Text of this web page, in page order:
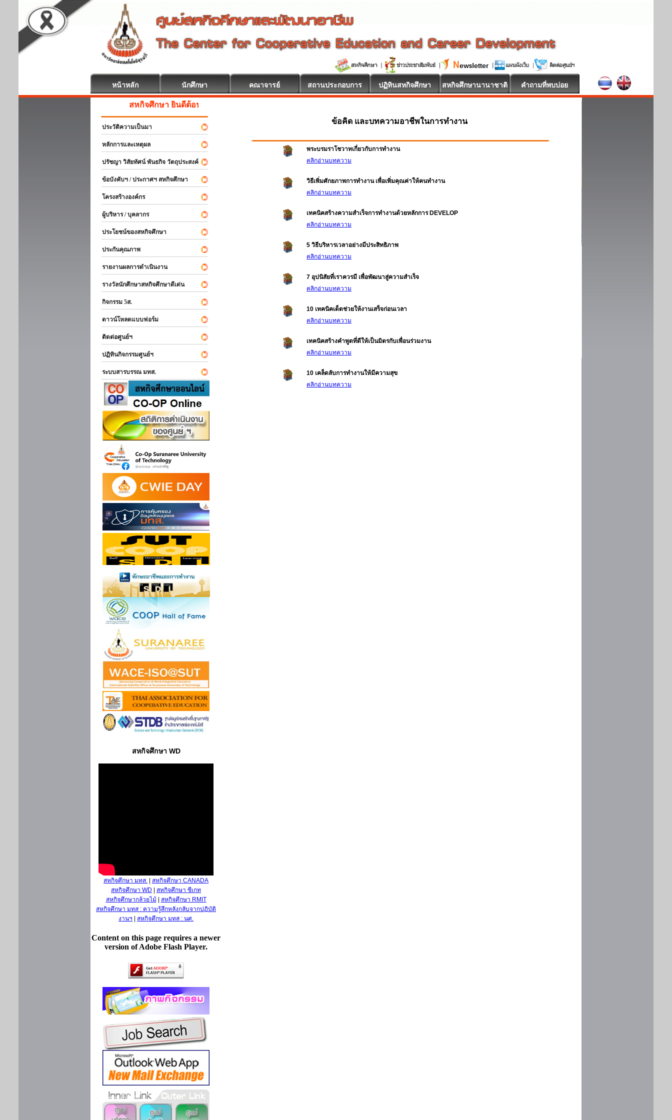
หน้าหลัก นักศึกษา คณาจารย์ สถานประกอบการ ปฏิทินสหกิจศึกษา สหกิจศึกษานานาชาติ คำถามที่พบบ่อย
สหกิจศึกษา ยินดีต้อนรับ
ประวัติความเป็นมา
หลักการและเหตุผล
ปรัชญา วิสัยทัศน์ พันธกิจ วัตถุประสงค์
ข้อบังคับฯ / ประกาศฯ สหกิจศึกษา
โครงสร้างองค์กร
ผู้บริหาร / บุคลากร
ประโยชน์ของสหกิจศึกษา
ประกันคุณภาพ
รายงานผลการดำเนินงาน
รางวัลนักศึกษาสหกิจศึกษาดีเด่น
กิจกรรม 5ส.
ดาวน์โหลดแบบฟอร์ม
ติดต่อศูนย์ฯ
ปฏิทินกิจกรรมศูนย์ฯ
ระบบสารบรรณ มทส.
สหกิจศึกษา WD
สหกิจศึกษา มทส.
สหกิจศึกษา CANADA
สหกิจศึกษา WD
สหกิจศึกษา ซีเกท
สหกิจศึกษากล้วยไม้
สหกิจศึกษา RMIT
สหกิจศึกษา มทส : ความรู้สึกหลังกลับจากปฏิบัติ
งานฯ
สหกิจศึกษา มทส : นศ.
Content on this page requires a newer
version of Adobe Flash Player.
ข้อคิด และบทความอาชีพในการทำงาน
พระบรมราโชวาทเกี่ยวกับการทำงาน
คลิกอ่านบทความ
วิธีเพิ่มศักยภาพการทำงาน เพื่อเพิ่มคุณค่าให้คนทำงาน
คลิกอ่านบทความ
เทคนิคสร้างความสำเร็จการทำงานด้วยหลักการ DEVELOP
คลิกอ่านบทความ
5 วิธีบริหารเวลาอย่างมีประสิทธิภาพ
คลิกอ่านบทความ
7 อุปนิสัยที่เราควรมี เพื่อพัฒนาสู่ความสำเร็จ
คลิกอ่านบทความ
10 เทคนิคเด็ดช่วยให้งานเสร็จก่อนเวลา
คลิกอ่านบทความ
เทคนิคสร้างคำพูดที่ดีให้เป็นมิตรกับเพื่อนร่วมงาน
คลิกอ่านบทความ
10 เคล็ดลับการทำงานให้มีความสุข
คลิกอ่านบทความ